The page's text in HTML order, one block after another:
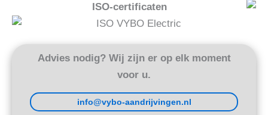
ISO-certificaten
Advies nodig? Wij zijn er op elk moment
voor u.
info@vybo-aandrijvingen.nl